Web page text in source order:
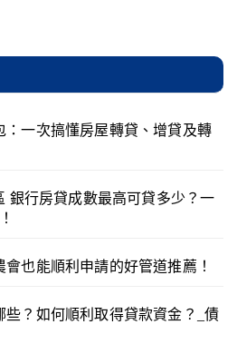
：一次搞懂房屋轉貸、增貸及轉
銀行房貸成數最高可貸多少？一
也能順利申請的好管道推薦！
些？如何順利取得貸款資金？_債